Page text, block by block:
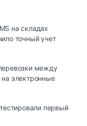
на складах
точный учет
между
электронные
первый